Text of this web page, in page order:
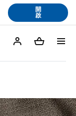
開
啟